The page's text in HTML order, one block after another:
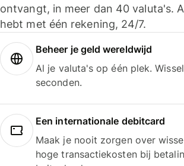
ontvangt, in meer dan 40 valuta's.
hebt met één rekening, 24/7.
Beheer je geld wereldwijd
Al je valuta's op één plek.
seconden.
Een internationale debitcard
Maak je nooit zorgen over
hoge transactiekosten bij